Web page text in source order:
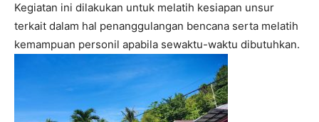
Kegiatan ini dilakukan untuk melatih kesiapan unsur
terkait dalam hal penanggulangan bencana serta melatih
kemampuan personil apabila sewaktu-waktu dibutuhkan.